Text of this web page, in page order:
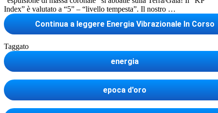
Index” è valutato a “5” – “livello tempesta”. Il nostro …
Continua a leggere Energia Vibrazionale In Corso
Taggato
energia
epoca d'oro